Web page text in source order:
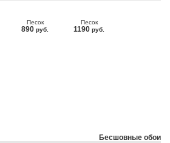
Песок
890 руб.
Песок
1190 руб.
Бесшовные обои